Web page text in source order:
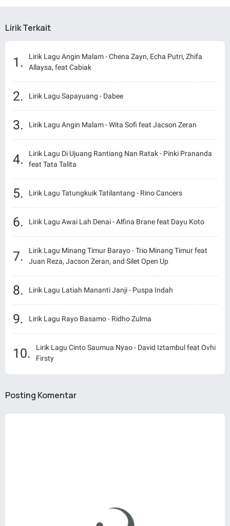
Lirik Terkait
Lirik Lagu Angin Malam - Chena Zayn, Echa Putri, Zhifa
Allaysa, feat Cabiak
Lirik Lagu Sapayuang - Dabee
Lirik Lagu Angin Malam - Wita Sofi feat Jacson Zeran
Lirik Lagu Di Ujuang Rantiang Nan Ratak - Pinki Prananda
feat Tata Talita
Lirik Lagu Tatungkuik Tatilantang - Rino Cancers
Lirik Lagu Awai Lah Denai - Alfina Brane feat Dayu Koto
Lirik Lagu Minang Timur Barayo - Trio Minang Timur feat
Juan Reza, Jacson Zeran, and Silet Open Up
Lirik Lagu Latiah Mananti Janji - Puspa Indah
Lirik Lagu Rayo Basamo - Ridho Zulma
Lirik Lagu Cinto Saumua Nyao - David Iztambul feat Ovhi
Firsty
Posting Komentar